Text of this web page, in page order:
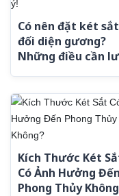
Có nên đặt két sắt
đối diện gương?
Những điều cần
Kích Thước Két
Có Ảnh Hưởng Đến
Phong Thủy